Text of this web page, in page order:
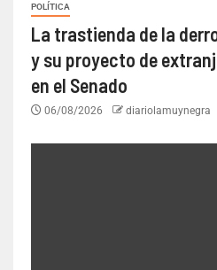
POLÍTICA
La trastienda de la
y su proyecto de
en el Senado
06/08/2026 diariolamuynegra